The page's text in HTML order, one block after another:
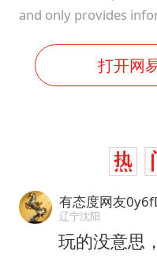
and only provides
打开网
有态度网友
辽宁沈阳
玩的没意思